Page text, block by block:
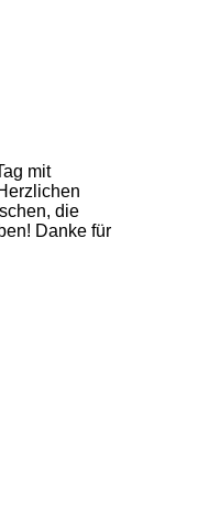
mit
die
Danke für